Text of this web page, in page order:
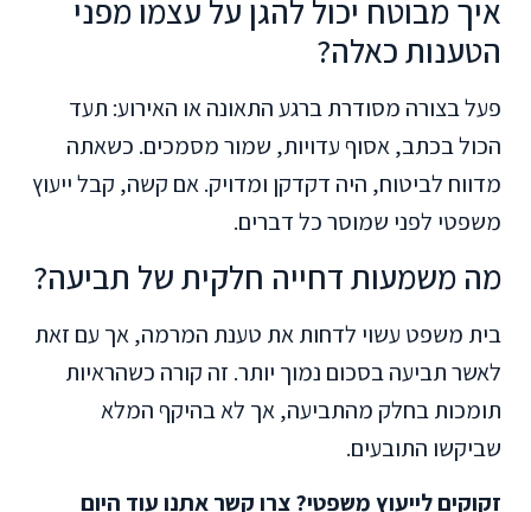
איך מבוטח יכול להגן על עצמו מפני
הטענות כאלה?
פעל בצורה מסודרת ברגע התאונה או האירוע: תעד
הכול בכתב, אסוף עדויות, שמור מסמכים. כשאתה
מדווח לביטוח, היה דקדקן ומדויק. אם קשה, קבל ייעוץ
משפטי לפני שמוסר כל דברים.
מה משמעות דחייה חלקית של תביעה?
בית משפט עשוי לדחות את טענת המרמה, אך עם זאת
לאשר תביעה בסכום נמוך יותר. זה קורה כשהראיות
תומכות בחלק מהתביעה, אך לא בהיקף המלא
שביקשו התובעים.
זקוקים לייעוץ משפטי? צרו קשר אתנו עוד היום